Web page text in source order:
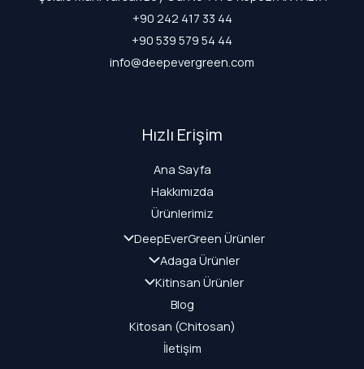
+90 242 417 33 44
+90 539 579 54 44
info@deepevergreen.com
Hızlı Erişim
Ana Sayfa
Hakkımızda
Ürünlerimiz
DeepEverGreen Ürünler
Adaga Ürünler
Kitinsan Ürünler
Blog
Kitosan (Chitosan)
İletişim